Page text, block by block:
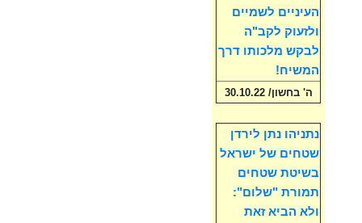
העיניים לשמיים
ולזעוק לקב"ה
לבקש מלכותו דרך
המשיח!
ה' בחשון/ 30.10.22
נתניהו נתן לירדן
שטחים של ישראל
בשיטת שטחים
תמורת "שלום":
ולא הביא זאת